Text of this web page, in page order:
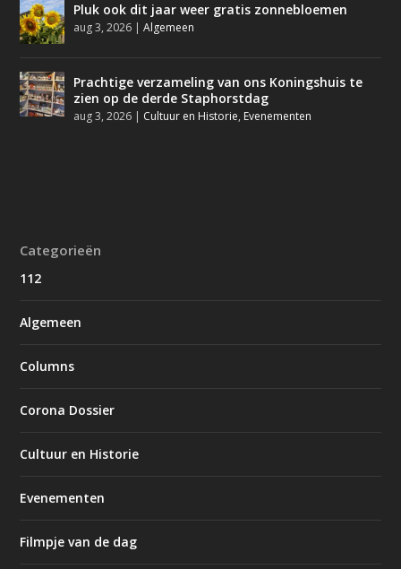
Pluk ook dit jaar weer gratis zonnebloemen
aug 3, 2026 |Algemeen
Prachtige verzameling van ons Koningshuis te
zien op de derde Staphorstdag
aug 3, 2026 | Cultuur en Historie, Evenementen
Categorieën
112
Algemeen
Columns
Corona Dossier
Cultuur en Historie
Evenementen
Filmpje van de dag